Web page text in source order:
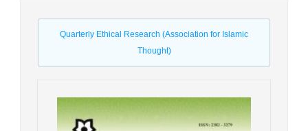
Quarterly Ethical Research (Association for Islamic
Thought)